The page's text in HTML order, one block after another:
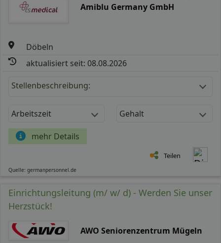
Amiblu Germany GmbH
Döbeln
aktualisiert seit: 08.08.2026
Stellenbeschreibung:
Arbeitszeit Gehalt
mehr Details
Teilen
Quelle: germanpersonnel.de
Einrichtungsleitung (m/ w/ d) - Werden Sie unser
Herzstück!
AWO Seniorenzentrum Mügeln